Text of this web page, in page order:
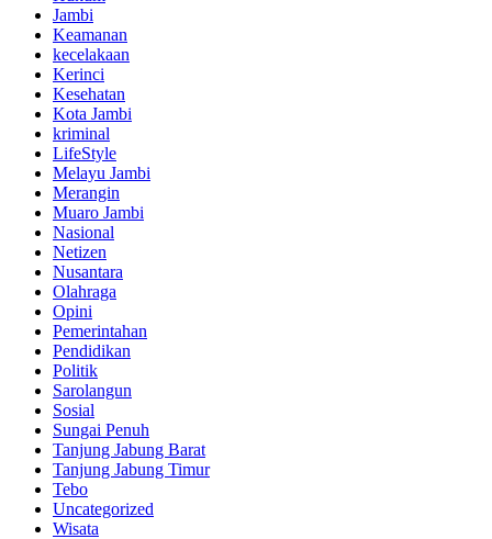
Jambi
Keamanan
kecelakaan
Kerinci
Kesehatan
Kota Jambi
kriminal
LifeStyle
Melayu Jambi
Merangin
Muaro Jambi
Nasional
Netizen
Nusantara
Olahraga
Opini
Pemerintahan
Pendidikan
Politik
Sarolangun
Sosial
Sungai Penuh
Tanjung Jabung Barat
Tanjung Jabung Timur
Tebo
Uncategorized
Wisata